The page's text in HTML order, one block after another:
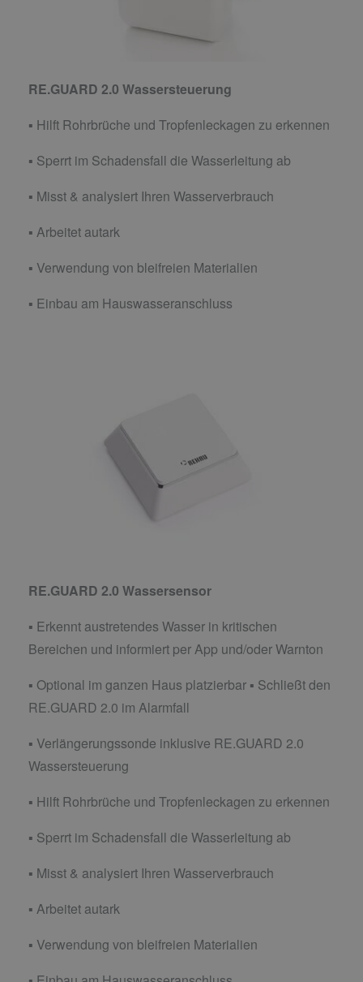
RE.GUARD 2.0 Wassersteuerung
▪ Hilft Rohrbrüche und Tropfenleckagen zu erkennen
▪ Sperrt im Schadensfall die Wasserleitung ab
▪ Misst & analysiert Ihren Wasserverbrauch
▪ Arbeitet autark
▪ Verwendung von bleifreien Materialien
▪ Einbau am Hauswasseranschluss
RE.GUARD 2.0 Wassersensor
▪ Erkennt austretendes Wasser in kritischen
Bereichen und informiert per App und/oder Warnton
▪ Optional im ganzen Haus platzierbar ▪ Schließt den
RE.GUARD 2.0 im Alarmfall
▪ Verlängerungssonde inklusive RE.GUARD 2.0
Wassersteuerung
▪ Hilft Rohrbrüche und Tropfenleckagen zu erkennen
▪ Sperrt im Schadensfall die Wasserleitung ab
▪ Misst & analysiert Ihren Wasserverbrauch
▪ Arbeitet autark
▪ Verwendung von bleifreien Materialien